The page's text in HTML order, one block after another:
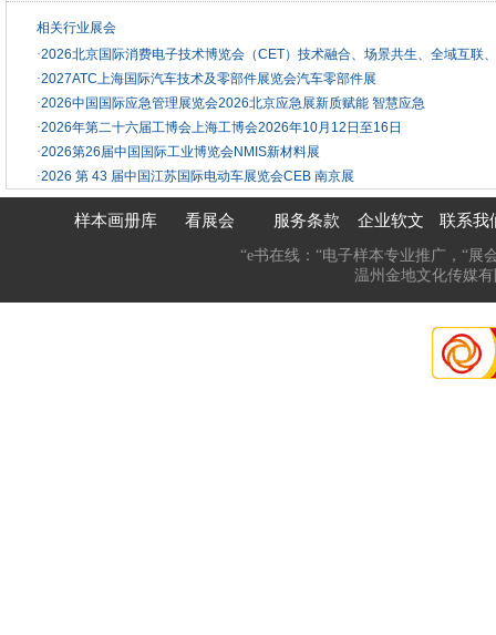
相关行业展会
·2026北京国际消费电子技术博览会（CET）技术融合、场景共生、全域互联
·2027ATC上海国际汽车技术及零部件展览会汽车零部件展
·2026中国国际应急管理展览会2026北京应急展新质赋能 智慧应急
·2026年第二十六届工博会上海工博会2026年10月12日至16日
·2026第26届中国国际工业博览会NMIS新材料展
·2026 第 43 届中国江苏国际电动车展览会CEB 南京展
样本画册库 看展会 服务条款 企业软文 联系我
“e书在线：“电子样本专业推广，“展
温州金地文化传媒